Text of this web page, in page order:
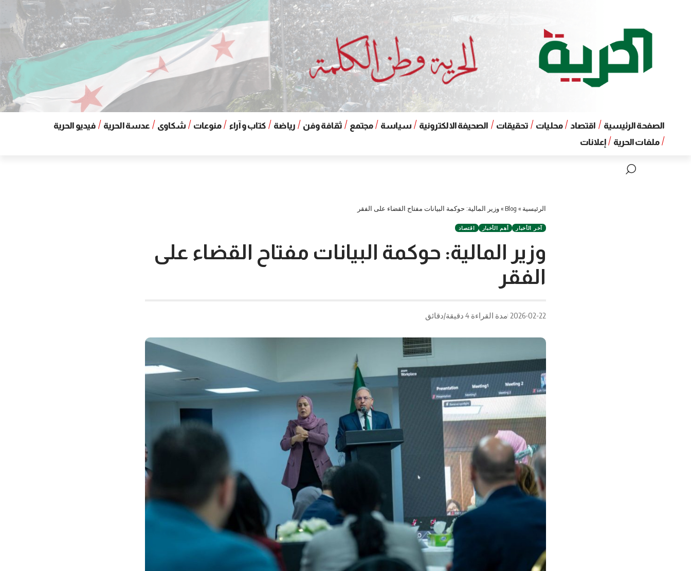
الصفحة الرئيسية اقتصاد محليات تحقيقات الصحيفة الالكترونية سياسة مجتمع ثقافة وفن رياضة كتاب و آراء منوعات شكاوى عدسة الحرية
فيديو الحرية
ملفات الحرية
إعلانات
الرئيسية »
Blog
»وزير المالية: حوكمة البيانات مفتاح القضاء على الفقر
آخر الأخبار أهم الأخبار اقتصاد
وزير المالية: حوكمة البيانات مفتاح القضاء على
الفقر
2026-02-22 مدة القراءة 4 دقيقة/دقائق